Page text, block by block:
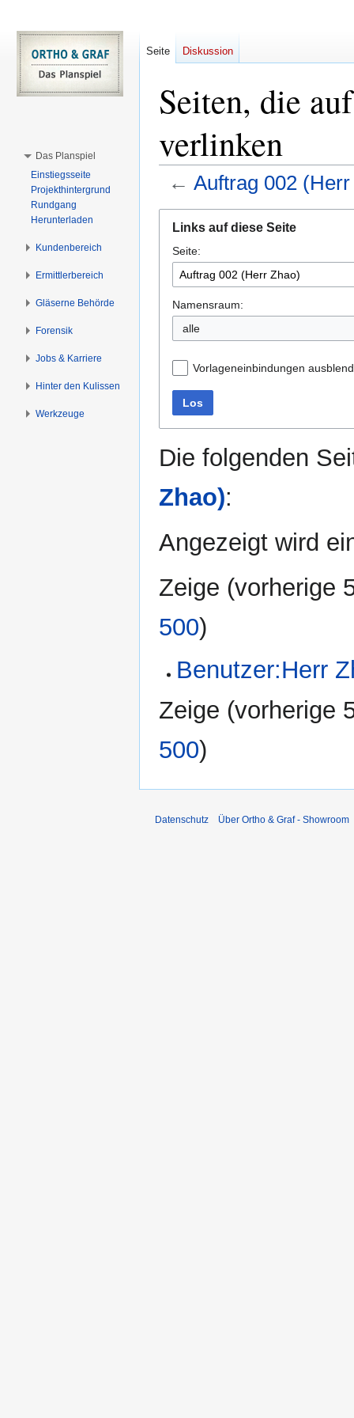
Seiten, die
verlinken
← Auftrag 002
Navigation
springen
Suche
springen
Links auf diese Seite
Seite:
Namensraum:
alle
Vorlageneinbindungen
Los
Die folgenden
Zhao):
Angezeigt wird
Zeige (vorherige
500)
Benutzer:Herr
Zeige (vorherige
500)
Seite Diskussion
Das Planspiel
Einstiegsseite
Projekthintergrund
Rundgang
Herunterladen
Kundenbereich
Ermittlerbereich
Gläserne Behörde
Forensik
Jobs & Karriere
Hinter den Kulissen
Werkzeuge
Datenschutz Über Ortho & Graf - Showroom